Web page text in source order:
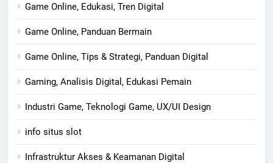
Game Online, Edukasi, Tren Digital
Game Online, Panduan Bermain
Game Online, Tips & Strategi, Panduan Digital
Gaming, Analisis Digital, Edukasi Pemain
Industri Game, Teknologi Game, UX/UI Design
info situs slot
Infrastruktur Akses & Keamanan Digital